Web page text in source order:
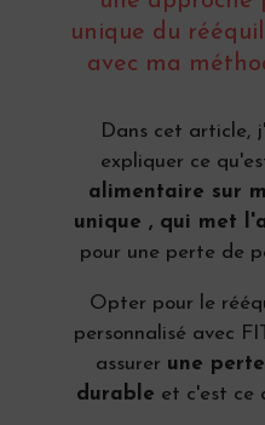
unique du
avec ma
Dans cet article,
expliquer ce
alimentaire sur
unique , qui met
pour une perte de
Opter pour le
personnalisé avec
assurer une
durable et c'est ce